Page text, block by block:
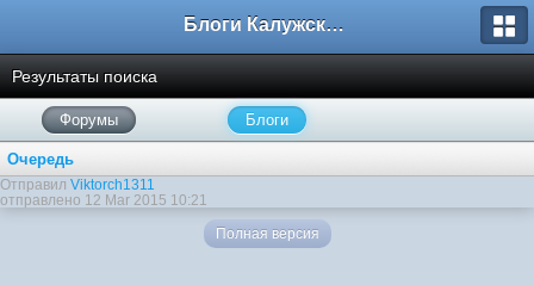
Блоги Калужского перекрестка
Результаты поиска
Форумы Блоги
Очередь
Отправил Viktorch1311
отправлено 12 Mar 2015 10:21
Полная версия